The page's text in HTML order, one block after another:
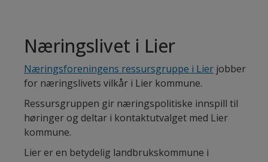
Næringslivet i Lier
Næringsforeningens ressursgruppe i Lier jobber
for næringslivets vilkår i Lier kommune.
Ressursgruppen gir næringspolitiske innspill til
høringer og deltar i kontaktutvalget med Lier
kommune.
Lier er en betydelig landbrukskommune i